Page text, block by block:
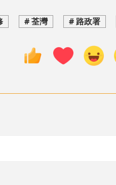
# 荃灣 # 路政署